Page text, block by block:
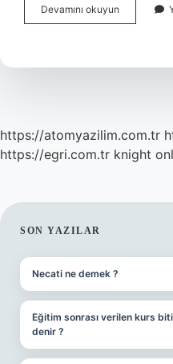
Devamını okuyun
Işleri
https://atomyazilim.com.tr
https://egri.com.tr knight
SIDEBAR
SON YAZILAR
Necati ne demek ?
Eğitim sonrası verilen kurs
denir ?